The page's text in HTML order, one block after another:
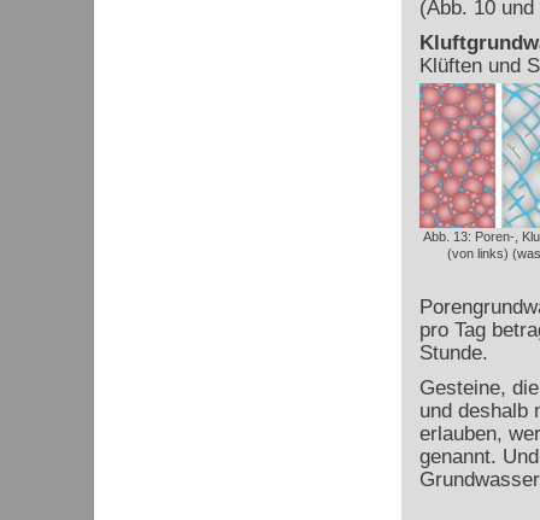
(Abb. 10 und
Klüften und
Abb. 13: Poren-,
(von links)
pro Tag
Stunde.
Gesteine,
und deshalb
erlauben,
genannt.